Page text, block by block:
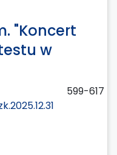
"Koncert
w
599-617